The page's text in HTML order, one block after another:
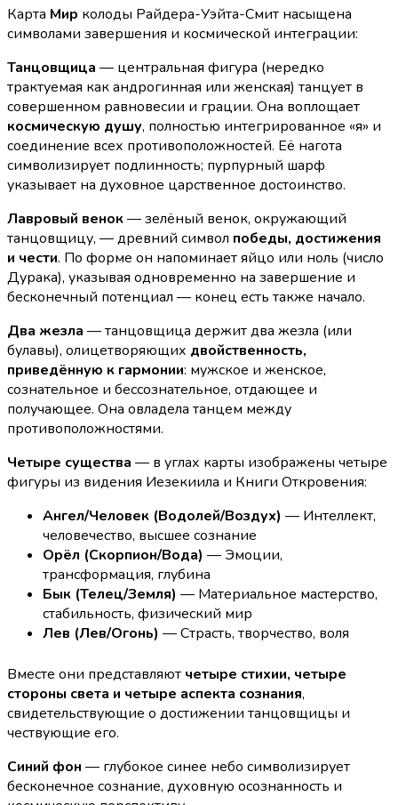
Карта Мир колоды Райдера-Уэйта-Смит насыщена
символами завершения и космической интеграции:
Танцовщица — центральная фигура (нередко
трактуемая как андрогинная или женская) танцует в
совершенном равновесии и грации. Она воплощает
космическую душу, полностью интегрированное «я» и
соединение всех противоположностей. Её нагота
символизирует подлинность; пурпурный шарф
указывает на духовное царственное достоинство.
Лавровый венок— зелёный венок, окружающий
танцовщицу, — древний символ победы, достижения
и чести. По форме он напоминает яйцо или ноль (число
Дурака), указывая одновременно на завершение и
бесконечный потенциал — конец есть также начало.
Два жезла — танцовщица держит два жезла (или
булавы), олицетворяющих двойственность,
приведённую к гармонии: мужское и женское,
сознательное и бессознательное, отдающее и
получающее. Она овладела танцем между
противоположностями.
Четыре существа — в углах карты изображены четыре
фигуры из видения Иезекиила и Книги Откровения:
Ангел/Человек (Водолей/Воздух) — Интеллект,
человечество, высшее сознание
Орёл (Скорпион/Вода) — Эмоции,
трансформация, глубина
Бык (Телец/Земля) — Материальное мастерство,
стабильность, физический мир
Лев (Лев/Огонь) — Страсть, творчество, воля
Вместе они представляют четыре стихии, четыре
стороны света и четыре аспекта сознания,
свидетельствующие о достижении танцовщицы и
чествующие его.
Синий фон — глубокое синее небо символизирует
бесконечное сознание, духовную осознанность и